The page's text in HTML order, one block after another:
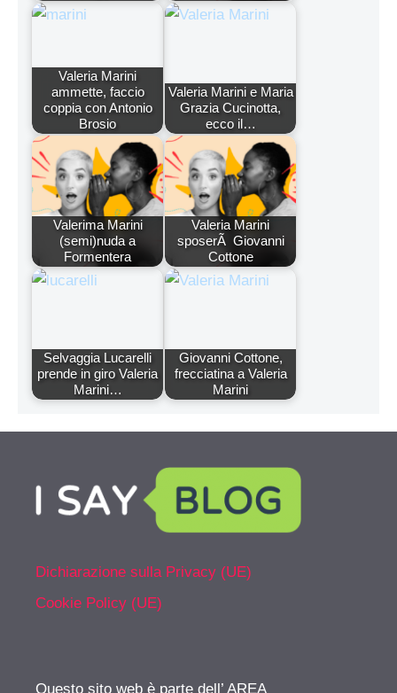
Valeria Marini
ammette, faccio
coppia con Antonio
Brosio
Valeria Marini e Maria
Grazia Cucinotta,
ecco il…
Valerima Marini
(semi)nuda a
Formentera
Valeria Marini
sposerÃ Giovanni
Cottone
Selvaggia Lucarelli
prende in giro Valeria
Marini…
Giovanni Cottone,
frecciatina a Valeria
Marini
Dichiarazione sulla Privacy (UE)
Cookie Policy (UE)
Questo sito web è parte dell’ AREA